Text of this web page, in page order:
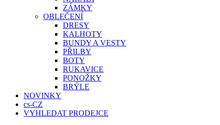
ZÁMKY
OBLEČENÍ
DRESY
KALHOTY
BUNDY A VESTY
PŘILBY
BOTY
RUKAVICE
PONOŽKY
BRÝLE
NOVINKY
cs-CZ
VYHLEDAT PRODEJCE